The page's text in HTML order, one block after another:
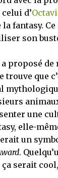
d’
la fantasy.
son
proposé de
trouve que
une
elle-
un
.
serait cool,